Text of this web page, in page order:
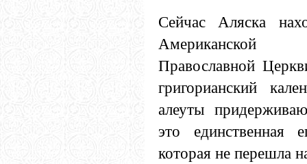
Сейчас Аляска
Православной
григорианский
алеуты
это единственная
которая не перешла